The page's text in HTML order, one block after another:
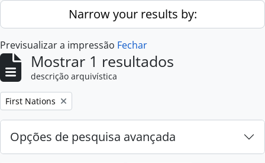
Skip to main contentNarrow your results by:
Previsualizar a impressão Fechar
Mostrar 1 resultados
descrição arquivística
Remove filter:
First Nations
Opções de pesquisa avançada